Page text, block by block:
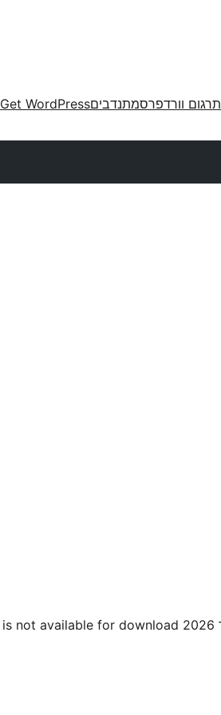
תרגום וורדפרסמתנדביםGet WordPress